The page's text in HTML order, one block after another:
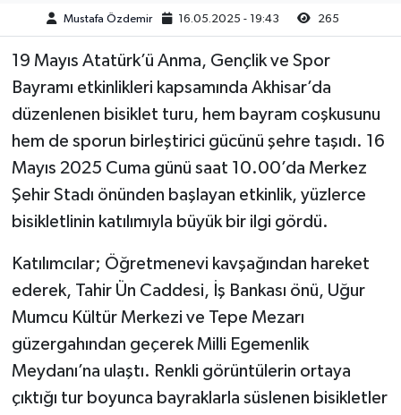
Mustafa Özdemir 16.05.2025 - 19:43 265
19 Mayıs Atatürk’ü Anma, Gençlik ve Spor
Bayramı etkinlikleri kapsamında Akhisar’da
düzenlenen bisiklet turu, hem bayram coşkusunu
hem de sporun birleştirici gücünü şehre taşıdı. 16
Mayıs 2025 Cuma günü saat 10.00’da Merkez
Şehir Stadı önünden başlayan etkinlik, yüzlerce
bisikletlinin katılımıyla büyük bir ilgi gördü.
Katılımcılar; Öğretmenevi kavşağından hareket
ederek, Tahir Ün Caddesi, İş Bankası önü, Uğur
Mumcu Kültür Merkezi ve Tepe Mezarı
güzergahından geçerek Milli Egemenlik
Meydanı’na ulaştı. Renkli görüntülerin ortaya
çıktığı tur boyunca bayraklarla süslenen bisikletler
Yerel Haber
Akhisar Emlak
Ülke
Etiketler